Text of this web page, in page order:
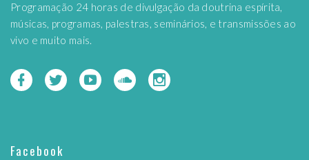
Programação 24 horas de divulgação da doutrina espírita,
músicas, programas, palestras, seminários, e transmissões ao
vivo e muito mais.
Facebook